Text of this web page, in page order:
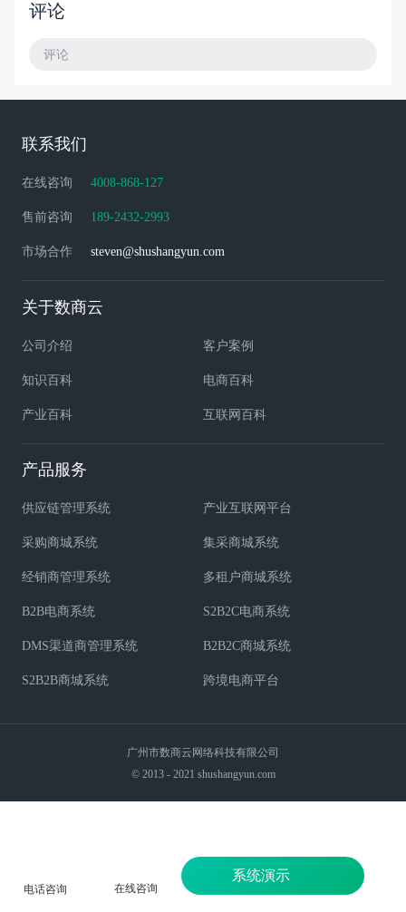
评论
评论
联系我们
在线咨询 4008-868-127
售前咨询 189-2432-2993
市场合作 steven@shushangyun.com
关于数商云
公司介绍 客户案例
知识百科 电商百科
产业百科 互联网百科
产品服务
供应链管理系统 产业互联网平台
采购商城系统 集采商城系统
经销商管理系统 多租户商城系统
B2B电商系统 S2B2C电商系统
DMS渠道商管理系统 B2B2C商城系统
S2B2B商城系统 跨境电商平台
广州市数商云网络科技有限公司
© 2013 - 2021 shushangyun.com
电话咨询 在线咨询
系统演示